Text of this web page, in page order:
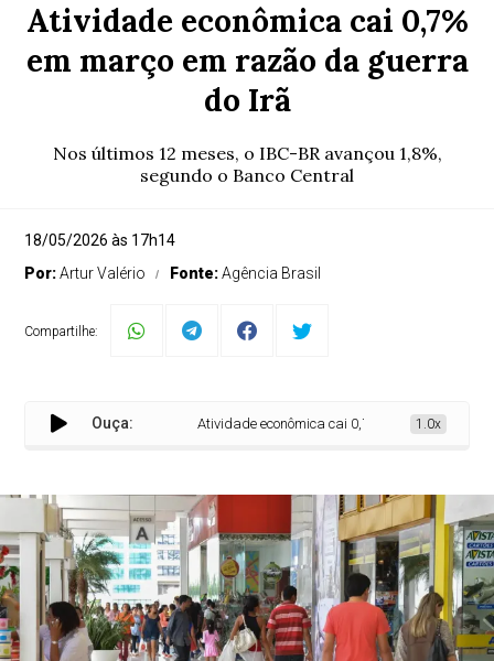
Atividade econômica cai 0,7%
em março em razão da guerra
do Irã
Nos últimos 12 meses, o IBC-BR avançou 1,8%,
segundo o Banco Central
18/05/2026 às 17h14
Por:Artur Valério Fonte:Agência Brasil
Compartilhe:
Ouça: Atividade econômica cai 0,7% em março em
1.0x